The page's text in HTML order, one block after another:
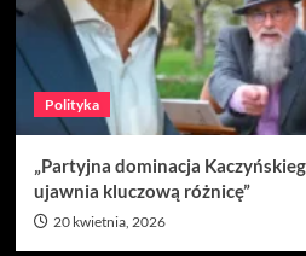
Polityka
„Partyjna dominacja
ujawnia kluczową różnicę”
20 kwietnia, 2026